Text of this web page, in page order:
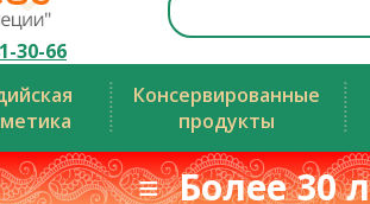
30-66
Консервированные
продукты
≡ Более 30